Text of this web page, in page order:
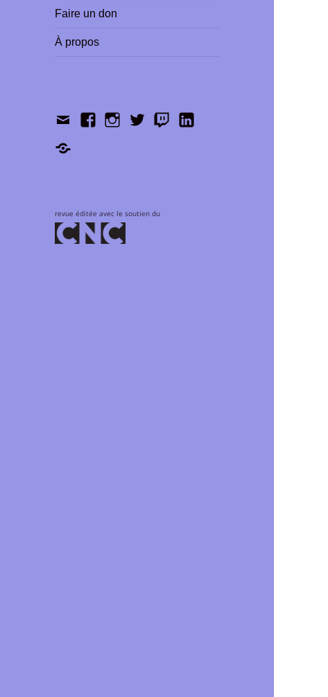
Faire un don
À propos
ContactFacebookInstagramTwitterTwitchLinkedIn
Shop
revue éditée avec le soutien du